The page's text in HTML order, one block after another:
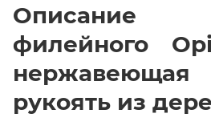
филейного
рукоять из